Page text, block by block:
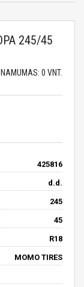
245/45
0 VNT.
425816
d.d.
245
45
R18
MOMO TIRES